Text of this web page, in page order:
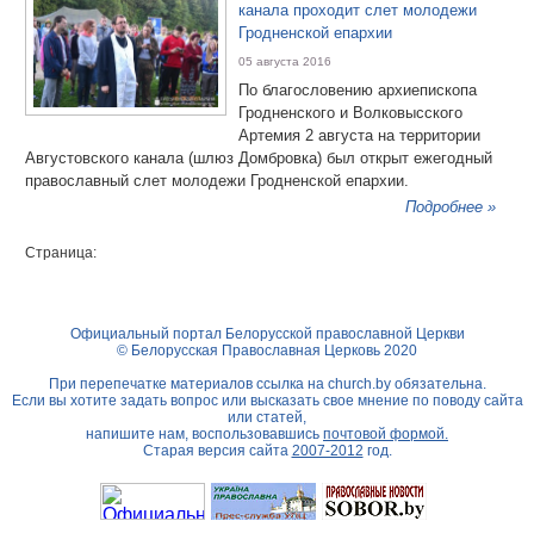
канала проходит слет молодежи
Гродненской епархии
05 августа 2016
По благословению архиепископа
Гродненского и Волковысского
Артемия 2 августа на территории
Августовского канала (шлюз Домбровка) был открыт ежегодный
православный слет молодежи Гродненской епархии.
Подробнее »
Страница:
Официальный портал Белорусской православной Церкви
© Белорусская Православная Церковь 2020
При перепечатке материалов ссылка на church.byобязательна.
Если вы хотите задать вопрос или высказать свое мнение по поводу сайта
или статей,
напишите нам, воспользовавшись почтовой формой.
Старая версия сайта 2007-2012 год.